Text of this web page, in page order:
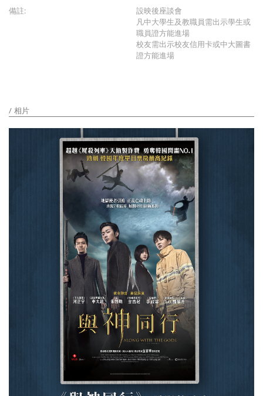
備註:
設映後座談會
凡中大學生及教職員需出示學生或
職員證方能進場
校友需出示校友信用卡或中大圖書
證方能進場
相片